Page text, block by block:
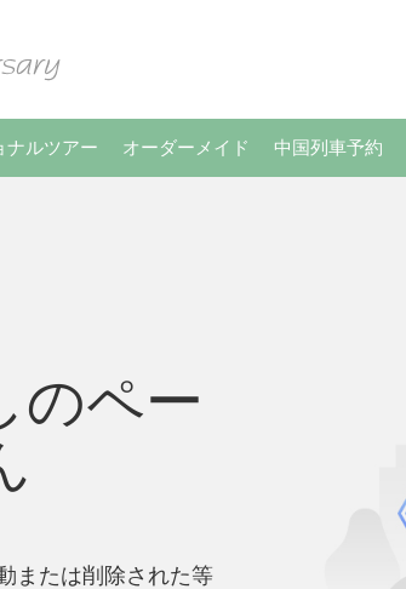
ナルツアー オーダーメイド 中国列車予約
のペー
または削除された等